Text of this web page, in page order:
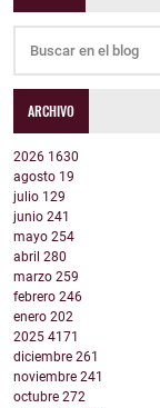
ARCHIVO
2026 1630
agosto 19
julio 129
junio 241
mayo 254
abril 280
marzo 259
febrero 246
enero 202
2025 4171
diciembre 261
noviembre 241
octubre 272